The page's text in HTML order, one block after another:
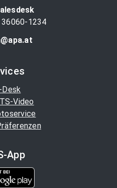
1234
Desk
Video
App